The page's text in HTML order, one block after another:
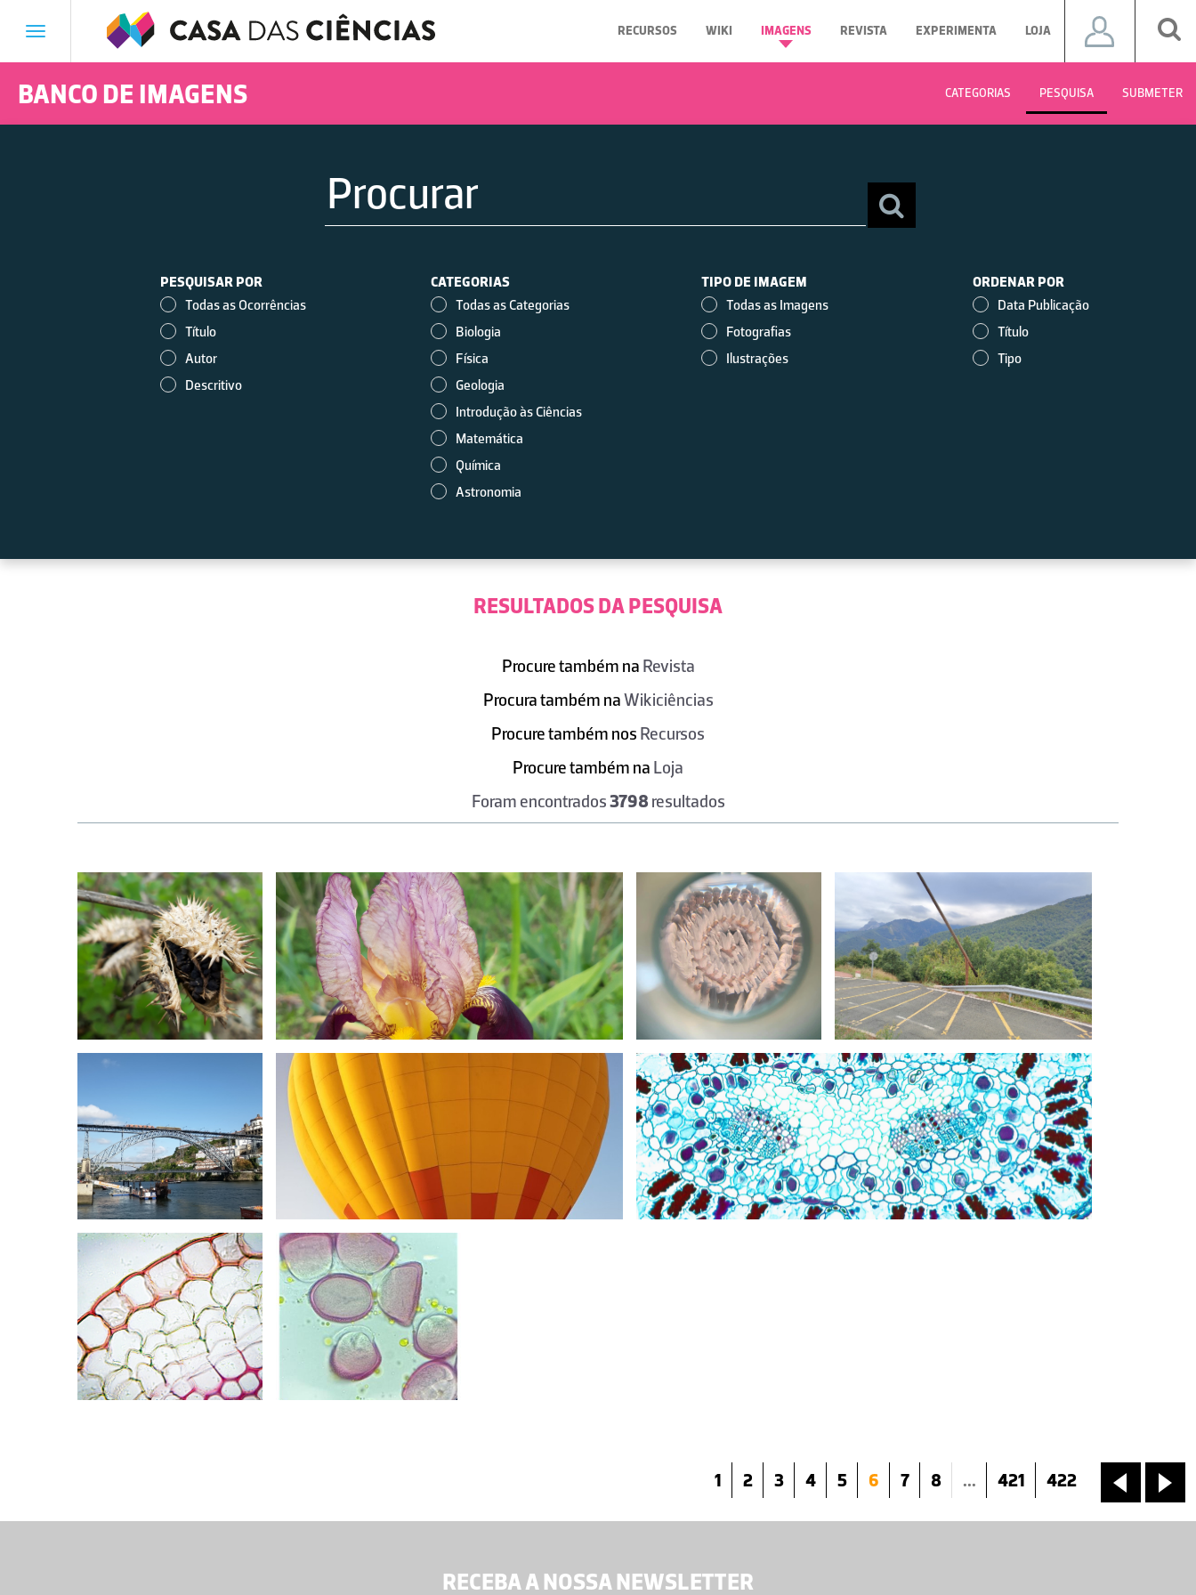
Toggle
RECURSOS WIKI IMAGENS REVISTA EXPERIMENTA LOJA
BANCO DE IMAGENS CATEGORIAS PESQUISA
PESQUISAR POR
Todas as Ocorrências
Título
Autor
Descritivo
CATEGORIAS
Todas as Categorias
Biologia
Física
Geologia
Introdução às Ciências
Matemática
Química
Astronomia
TIPO DE IMAGEM
Todas as Imagens
Fotografias
Ilustrações
ORDENAR POR
Data Publicação
Título
Tipo
SUBMETER
Vestígios de derrame de
RESULTADOS DA PESQUISA
Procure também na Revista
Procura também naWikiciências
Procure também nos Recursos
Procure também na Loja
Foram encontrados3798 resultados
«
1 2 3 4 5 6 7 8 ... 421 422 »
RECEBA A NOSSA NEWSLETTER